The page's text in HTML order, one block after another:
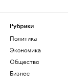
Рубрики
Политика
Экономика
Общество
Бизнес